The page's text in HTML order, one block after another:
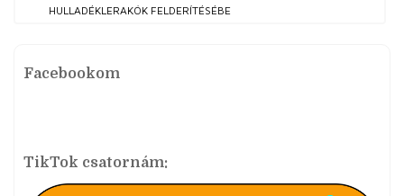
HULLADÉKLERAKÓK FELDERÍTÉSÉBE
Facebookom
TikTok csatornám: